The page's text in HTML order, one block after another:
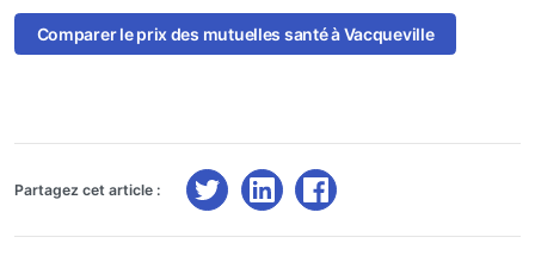
Comparer le prix des mutuelles santé à Vacqueville
Partagez cet article :